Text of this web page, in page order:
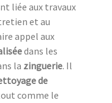
liée aux travaux
et au
appel aux
dans les
la zinguerie. Il
de
comme le